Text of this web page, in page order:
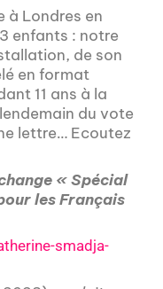
à Londres en
enfants : notre
de son
en format
11 ans à la
du vote
lettre… Ecoutez
« Spécial
les Français
smadja-